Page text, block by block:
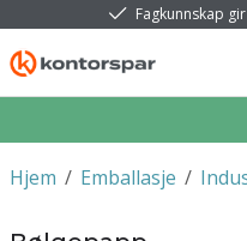
Fagkunnskap
/
Hjem /
Emballasje